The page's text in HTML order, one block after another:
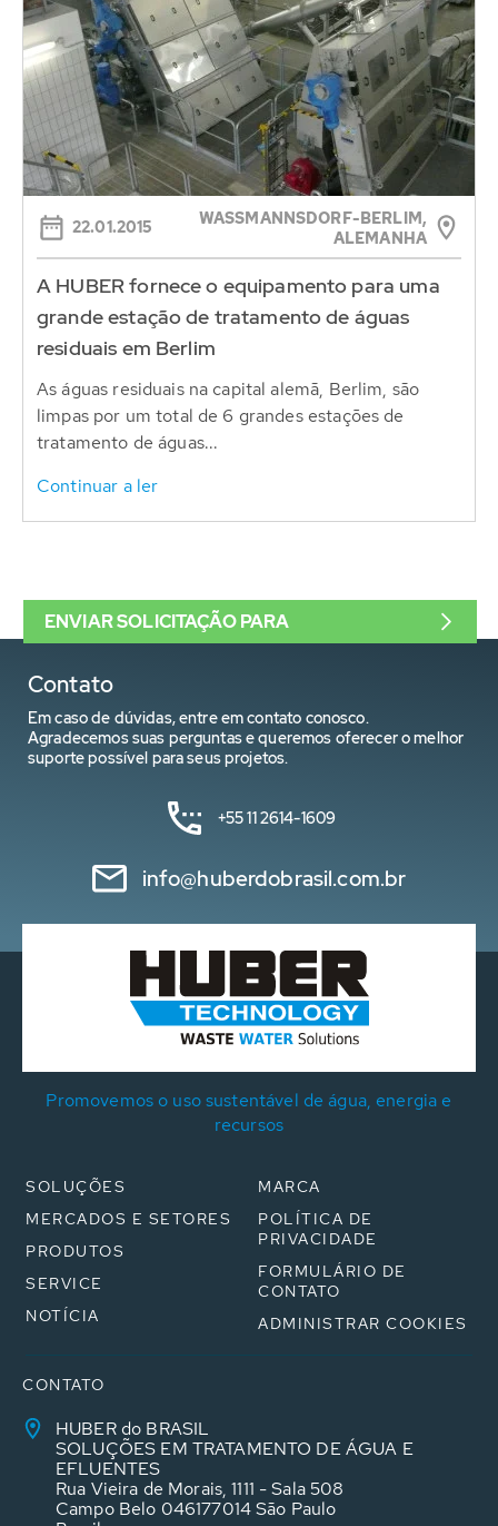
22.01.2015
WASSMANNSDORF-BERLIM, A
LEMANHA
A HUBER fornece o equipamento para uma
grande estação de tratamento de águas
residuais em Berlim
As águas residuais na capital alemã, Berlim, são
limpas por um total de 6 grandes estações de
tratamento de águas...
Continuar a ler
Contato
Em caso de dúvidas, entre em contato conosco.
Agradecemos suas perguntas e queremos oferecer o melhor
suporte possível para seus projetos.
+55 11 2614-1609
info@huberdobrasil.com.br
ENVIAR SOLICITAÇÃO PARA
Promovemos o uso sustentável de água, energia e
recursos
SOLUÇÕES
MERCADOS E SETORES
PRODUTOS
SERVICE
NOTÍCIA
MARCA
POLÍTICA DE
PRIVACIDADE
FORMULÁRIO DE
CONTATO
ADMINISTRAR COOKIES
CONTATO
HUBER do BRASIL
SOLUÇÕES EM TRATAMENTO DE ÁGUA E
EFLUENTES
Rua Vieira de Morais, 1111 - Sala 508
Campo Belo 046177014 São Paulo